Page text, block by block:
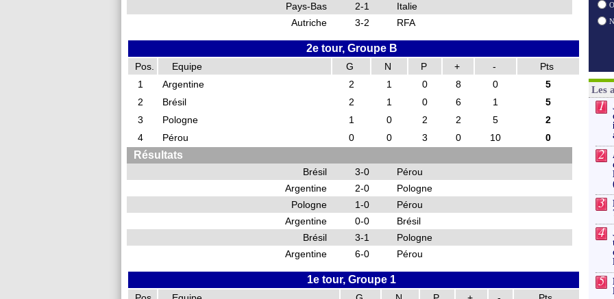
Pays-Bas
2-1
Italie
Autriche
3-2 RFA
2e tour, Groupe B
Pos. Equipe G N P + -
Pts
1
Argentine 2 1 0 8 0
5
2
Brésil 2 1 0 6 1
5
3
Pologne 1 0 2 2 5
2
4
Pérou 0 0 3 0 10 0
Résultats
Brésil 3-0
Pérou
Argentine
2-0
Pologne
Pologne
1-0
Pérou
Argentine
0-0
Brésil
Brésil
3-1
Pologne
Argentine
6-0 Pérou
1e tour, Groupe 1
Les
1
2
3
4
5